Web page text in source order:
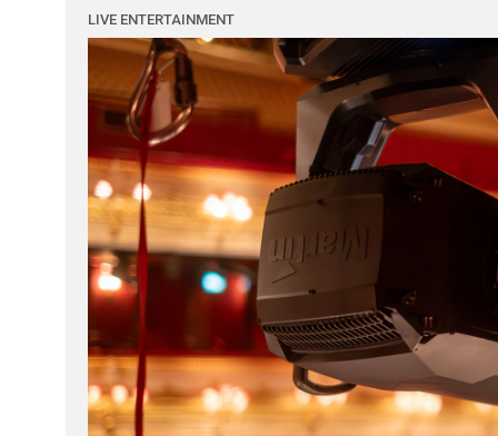
LIVE ENTERTAINMENT